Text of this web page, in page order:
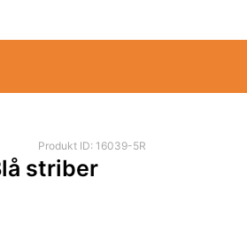
Produkt ID: 16039-5R
striber